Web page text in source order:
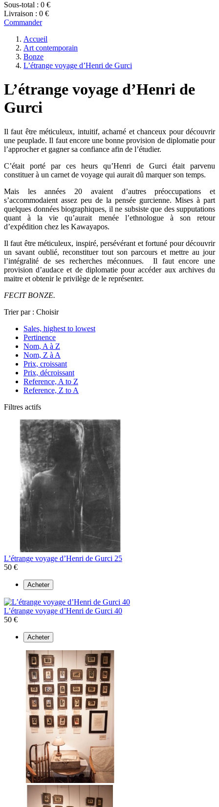
Sous-total : 0 €
Livraison : 0 €
Commander
Accueil
Art contemporain
Bonze
L’étrange voyage d’Henri de Gurci
L’étrange voyage d’Henri de
Gurci
Il faut être méticuleux, intuitif, acharné et chanceux pour découvrir
une peuplade. Il faut encore une bonne provision de diplomatie pour
l’approcher et gagner sa confiance afin de l’étudier.
C’était porté par ces heurs qu’Henri de Gurci était parvenu
constituer à un carnet de voyage qui aurait dû marquer son temps.
Mais les années 20 avaient d’autres préoccupations et
s’accommodaient assez peu de la pensée gurcienne. Mises à part
quelques données biographiques, il ne subsiste que des supputations
quant à la vie qu’aurait menée l’ethnologue à son retour
d’expédition chez les Kawayapos.
Il faut être méticuleux, inspiré, persévérant et fortuné pour découvrir
un savant oublié, reconstituer tout son parcours et mettre au jour
l’intégralité de ses recherches méconnues. Il faut encore une
provision d’audace et de diplomatie pour accéder aux archives du
maitre et obtenir le privilège de le représenter.
FECIT BONZE.
Trier par : Choisir
Sales, highest to lowest
Pertinence
Nom, A à Z
Nom, Z à A
Prix, croissant
Prix, décroissant
Reference, A to Z
Reference, Z to A
Filtres actifs
L’étrange voyage d’Henri de Gurci 25
50 €
Acheter
L’étrange voyage d’Henri de Gurci 40
50 €
Acheter